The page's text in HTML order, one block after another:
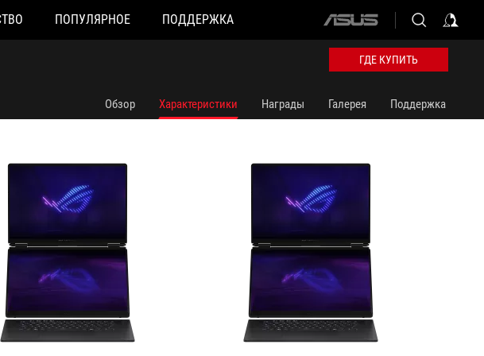
ПОПУЛЯРНОЕ ПОДДЕРЖКА
ASUS
logo
ГДЕ КУПИТЬ
Обзор Характеристики Награды Галерея Поддержка
GX651AX-SR146W